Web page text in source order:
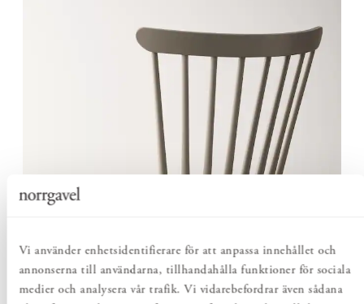
Vi använder enhetsidentifierare för att anpassa innehållet och
annonserna till användarna, tillhandahålla funktioner för sociala
medier och analysera vår trafik. Vi vidarebefordrar även sådana